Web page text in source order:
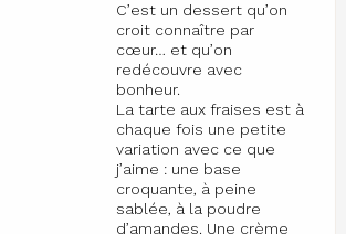
C’est un dessert qu’on
croit connaître par
cœur… et qu’on
redécouvre avec
bonheur.
La tarte aux fraises est à
chaque fois une petite
variation avec ce que
j’aime : une base
croquante, à peine
sablée, à la poudre
d’amandes. Une crème